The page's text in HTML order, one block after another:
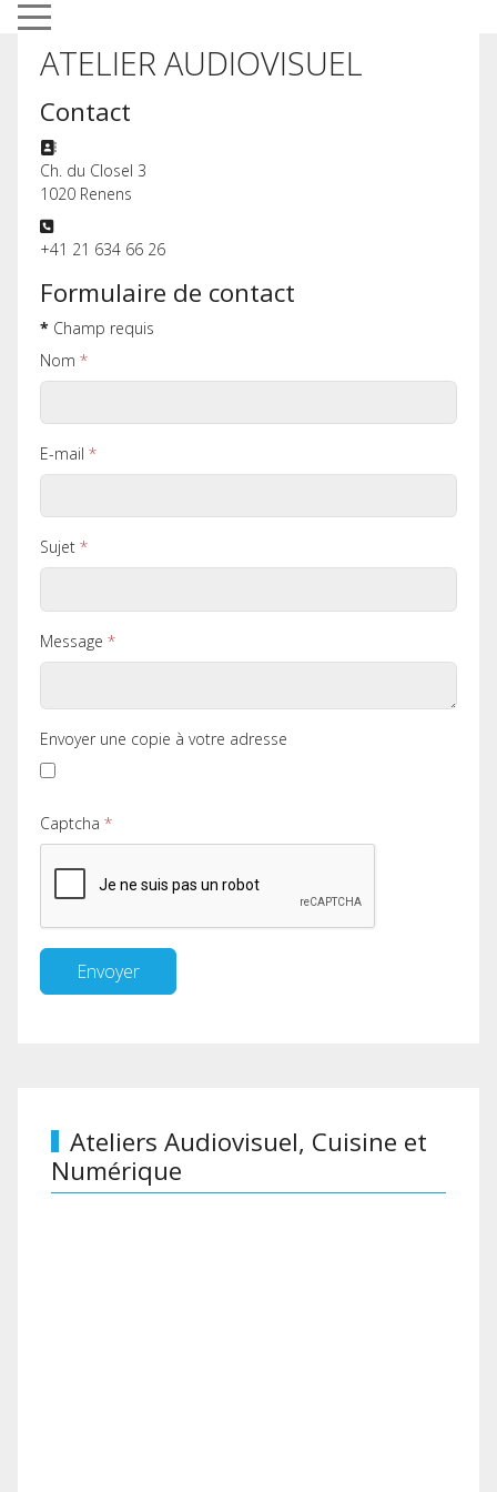
Mobile Menu Toggle
ATELIER AUDIOVISUEL
Contact
Adresse
Ch. du Closel 3
1020 Renens
Téléphone
+41 21 634 66 26
Formulaire de contact
* Champ requis
Nom *
E-mail *
Sujet *
Message *
Envoyer une copie à votre adresse
Captcha *
Envoyer
Ateliers Audiovisuel, Cuisine et
Numérique